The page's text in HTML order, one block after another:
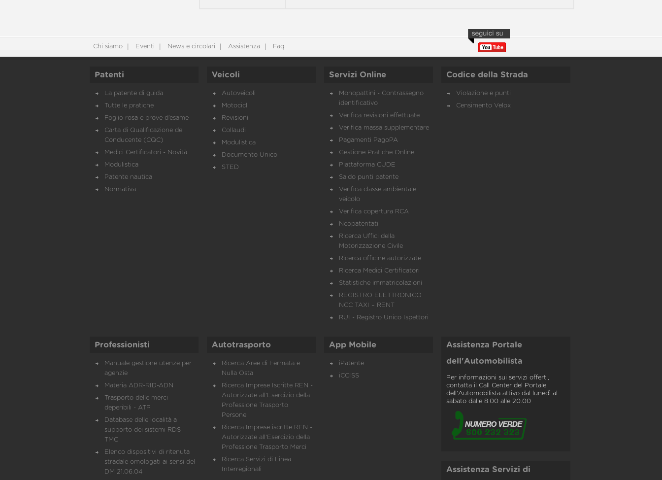
Chi siamo Eventi News e circolari Assistenza Faq
Patenti
La patente di guida
Tutte le pratiche
Foglio rosa e prove d’esame
Carta di Qualificazione del
Conducente (CQC)
Medici Certificatori - Novità
Modulistica
Patente nautica
Normativa
Veicoli
Autoveicoli
Motocicli
Revisioni
Collaudi
Modulistica
Documento Unico
STED
Servizi Online
Monopattini - Contrassegno
identificativo
Verifica revisioni effettuate
Verifica massa supplementare
Pagamenti PagoPA
Gestione Pratiche Online
Piattaforma CUDE
Saldo punti patente
Verifica classe ambientale
veicolo
Verifica copertura RCA
Neopatentati
Ricerca Uffici della
Motorizzazione Civile
Ricerca officine autorizzate
Ricerca Medici Certificatori
Statistiche immatricolazioni
REGISTRO ELETTRONICO
NCC TAXI – RENT
RUI - Registro Unico Ispettori
Codice della Strada
Violazione e punti
Censimento Velox
Professionisti
Manuale gestione utenze per
agenzie
Materia ADR-RID-ADN
Trasporto delle merci
deperibili - ATP
Database delle località a
supporto dei sistemi RDS
TMC
Elenco dispositivi di ritenuta
stradale omologati ai sensi del
DM 21.06.04
Autotrasporto
Ricerca Aree di Fermata e
Nulla Osta
Ricerca Imprese Iscritte REN -
Autorizzate all'Esercizio della
Professione Trasporto
Persone
Ricerca Imprese iscritte REN -
Autorizzate all'Esercizio della
Professione Trasporto Merci
Ricerca Servizi di Linea
Interregionali
App Mobile
iPatente
iCCISS
Assistenza Portale
dell'Automobilista
Per informazioni sui servizi offerti,
contatta il Call Center del Portale
dell'Automobilista attivo dal lunedì al
sabato dalle 8.00 alle 20.00
Assistenza Servizi di